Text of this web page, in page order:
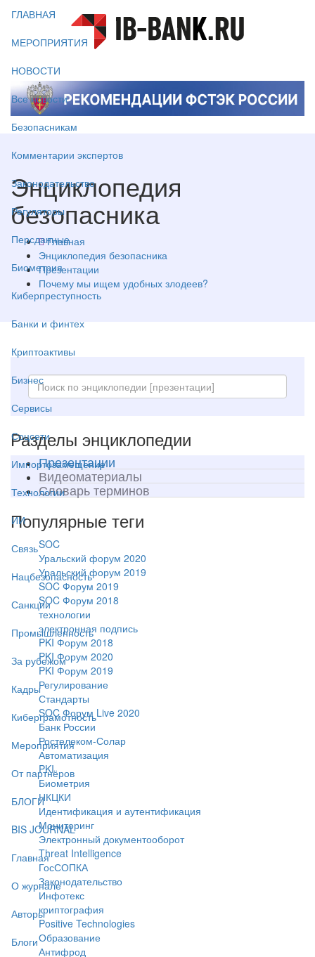
ГЛАВНАЯ
МЕРОПРИЯТИЯ
НОВОСТИ
Все новости
Безопасникам
Комментарии экспертов
Законодательство
Регуляторы
Персданные
Биометрия
Киберпреступность
Банки и финтех
Криптоактивы
Бизнес
Сервисы
Соцсети
Импортозамещение
Технологии
ИИ
Связь
Нацбезопасность
Санкции
Промышленность
За рубежом
Кадры
Киберграмотность
Мероприятия
От партнёров
БЛОГИ
BIS JOURNAL
Главная
О журнале
Авторы
Блоги
Энциклопедия
безопасника
Главная
Энциклопедия безопасника
Презентации
Почему мы ищем удобных злодеев?
Разделы энциклопедии
Презентации
Видеоматериалы
Словарь терминов
Популярные теги
SOC
Уральский форум 2020
Уральский форум 2019
SOC Форум 2019
SOC Форум 2018
технологии
электронная подпись
PKI Форум 2018
PKI Форум 2020
PKI Форум 2019
Регулирование
Стандарты
SOC Форум Live 2020
Банк России
Ростелеком-Солар
Автоматизация
PKI
Биометрия
НКЦКИ
Идентификация и аутентификация
Мониторинг
Электронный документооборот
Threat Intelligence
ГосСОПКА
Законодательство
Инфотекс
криптография
Positive Technologies
Образование
Антифрод